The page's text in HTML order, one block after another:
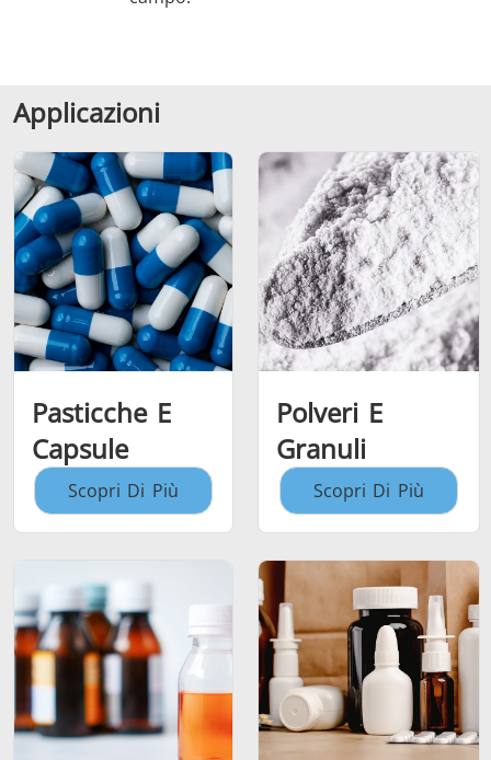
Applicazioni
Pasticche E
Capsule
Scopri Di Più
Polveri E
Granuli
Scopri Di Più